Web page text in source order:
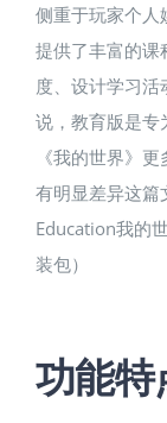
侧重于玩家个人
提供了丰富的课
度、设计学习
说，教育版是专
《我的世界》
有明显差异​这
Education我的
装包）
功能特